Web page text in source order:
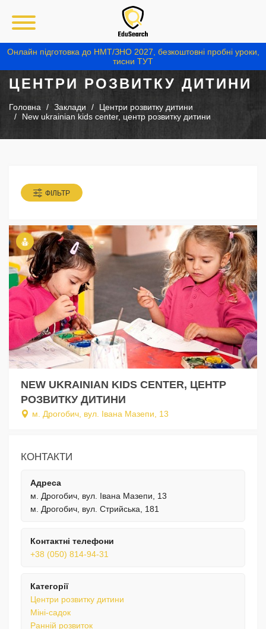
Онлайн підготовка до НМТ/ЗНО 2027, безкоштовні пробні уроки,
тисни ТУТ
ЦЕНТРИ РОЗВИТКУ ДИТИНИ
Головна Заклади
Центри розвитку дитини
New ukrainian kids center, центр розвитку дитини
ФІЛЬТР
NEW UKRAINIAN KIDS CENTER, ЦЕНТР
РОЗВИТКУ ДИТИНИ
м. Дрогобич, вул. Івана Мазепи, 13
КОНТАКТИ
Адреса
м. Дрогобич, вул. Івана Мазепи, 13
м. Дрогобич, вул. Стрийська, 181
Контактні телефони
+38 (050) 814-94-31
Категорії
Центри розвитку дитини
Міні-садок
Ранній розвиток